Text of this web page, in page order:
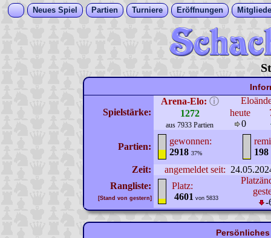
Neues Spiel Partien Turniere Eröffnungen
Spielstärke:
Arena-Elo: ⓘ
1272
aus 7933 Partien
heute
0
Partien:
gewonnen:
2918 37%
198
Zeit:
angemeldet seit:
Rangliste:
[Stand von gestern]
Platz:
4601 von 5833
-